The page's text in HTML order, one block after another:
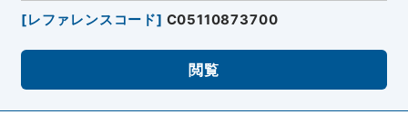
[レファレンスコード] C05110873700
閲覧